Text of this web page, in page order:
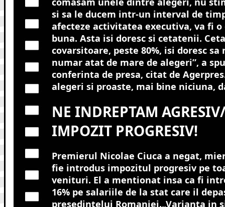
si sa le ducem intr-un interval de
afecteze activitatea executiva, va fi
buna. Asta isi doresc si cetatenii.
covarsitoare, peste 80%, isi doresc
numar atat de mare de alegeri”, a
conferinta de presa, citat de
alegeri si proaste, mai bine niciuna,
NE INDREPTAM
IMPOZIT PROGRESIV!
Premierul Nicolae Ciuca a negat,
fie introdus impozitul progresiv pe
venituri. El a mentionat insa ca fi
16% pe salariile de la stat care il
presedintelui Romaniei.„Varianta in